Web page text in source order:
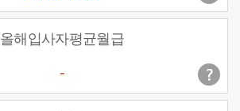
올해입사자평균월급
-